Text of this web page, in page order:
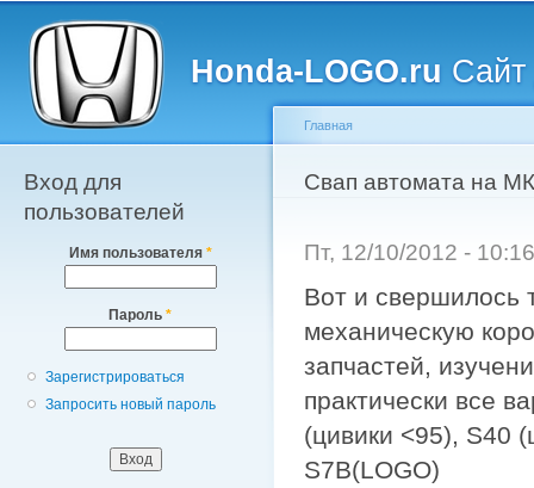
Honda-LOGO.ru Сайт
Главное меню
Вход для
пользователей
Имя пользователя *
Пароль *
Зарегистрироваться
Запросить новый пароль
Вы здесь
Главная
Свап автомата на
Пт, 12/10/2012 -
Вот и свершилось
механическую
запчастей,
практически все
(цивики <95), S40
S7B(LOGO)